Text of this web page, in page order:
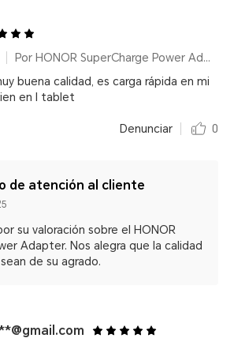
Por HONOR SuperCharge Power Adapter (Max 66W) White
buena calidad, es carga rápida en mi
en l tablet
Denunciar 0
de atención al cliente
su valoración sobre el HONOR
Adapter. Nos alegra que la calidad
de su agrado.